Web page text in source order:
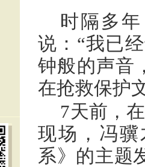
时隔多
说：“我已
钟般的声音
在抢救保护
7天前，
现场，冯
系》的主题